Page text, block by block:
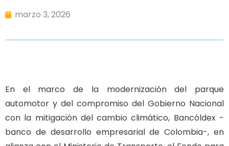
marzo 3, 2026
En el marco de la modernización del parque
automotor y del compromiso del Gobierno Nacional
con la mitigación del cambio climático, Bancóldex -
banco de desarrollo empresarial de Colombia-, en